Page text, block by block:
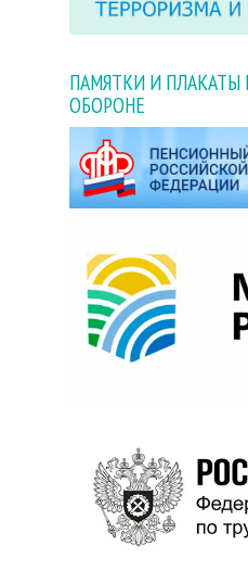
ПАМЯТКИ И
ОБОРОНЕ